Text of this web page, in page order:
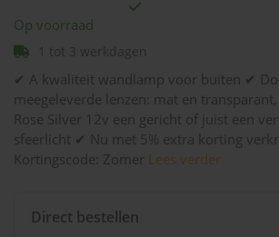
Op voorraad
✔ A kwaliteit wandlamp voor buiten ✔
meegeleverde lenzen: mat en
Rose Silver 12v een gericht of juist een
sfeerlicht ✔ Nu met 5% extra korting
Kortingscode: Zomer Lees verder
Direct bestellen